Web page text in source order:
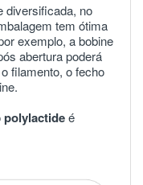
diversificada, no
tem ótima
exemplo, a bobine
abertura poderá
filamento, o fecho
polylactideé